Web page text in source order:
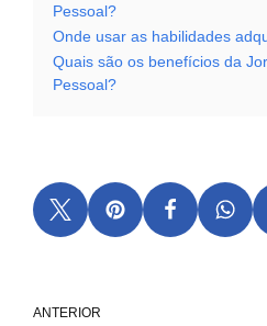
Pessoal?
Onde usar as habilidades
Quais são os benefícios da
Pessoal?
ANTERIOR